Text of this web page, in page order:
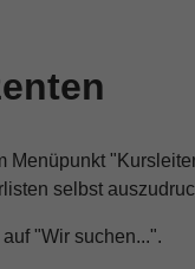
selbst
"Wir suchen...".